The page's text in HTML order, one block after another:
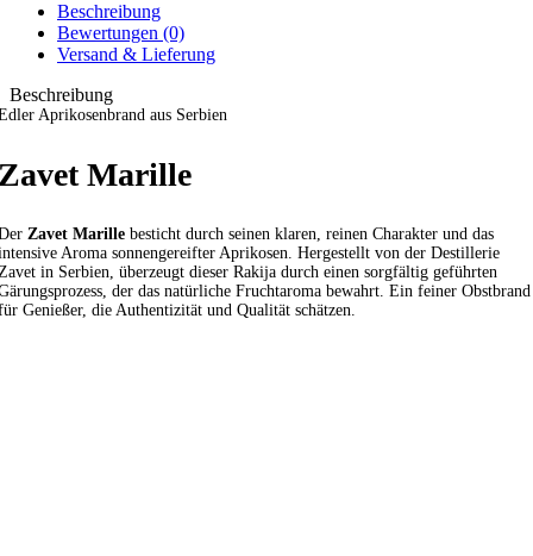
Beschreibung
Bewertungen (0)
Versand & Lieferung
Beschreibung
Aprikosenbrand aus Serbien
Marille
Zavet Marille besticht durch seinen klaren, reinen Charakter und das
Aroma sonnengereifter Aprikosen. Hergestellt von der Destillerie
in Serbien, überzeugt dieser Rakija durch einen sorgfältig geführten
der das natürliche Fruchtaroma bewahrt. Ein feiner Obstbrand
Genießer, die Authentizität und Qualität schätzen.